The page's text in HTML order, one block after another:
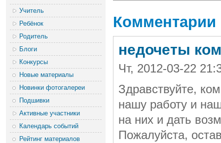
Учитель
Ребёнок
Родитель
Блоги
Конкурсы
Новые материалы
Новинки фотогалереи
Подшивки
Активные участники
Календарь событий
Рейтинг материалов
Комментарии
недочеты
Чт, 2012-03-22
Здравствуйте,
нашу работу и
на них и дать
Пожалуйста,